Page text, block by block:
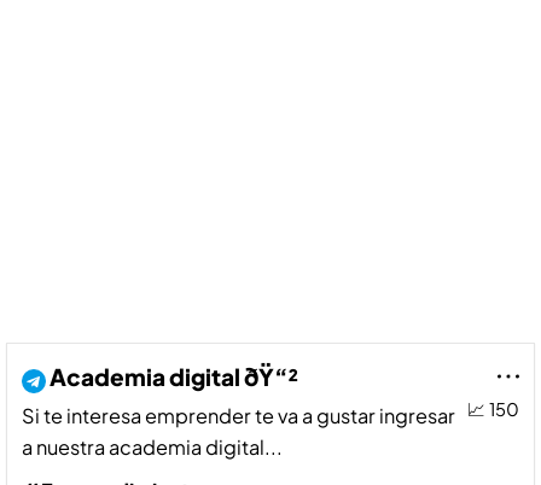
📈 150
Academia digital ðŸ“²
Si te interesa emprender te va a gustar ingresar
a nuestra academia digital...